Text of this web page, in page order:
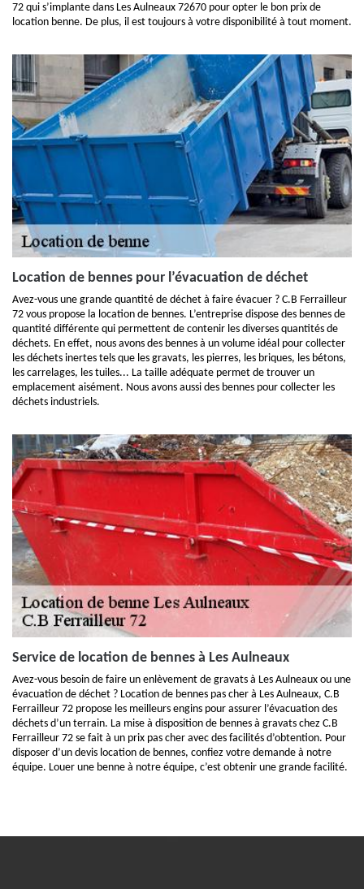
72 qui s’implante dans Les Aulneaux 72670 pour opter le bon prix de
location benne. De plus, il est toujours à votre disponibilité à tout moment.
Location de bennes pour l’évacuation de déchet
Avez-vous une grande quantité de déchet à faire évacuer ? C.B Ferrailleur
72 vous propose la location de bennes. L’entreprise dispose des bennes de
quantité différente qui permettent de contenir les diverses quantités de
déchets. En effet, nous avons des bennes à un volume idéal pour collecter
les déchets inertes tels que les gravats, les pierres, les briques, les bétons,
les carrelages, les tuiles... La taille adéquate permet de trouver un
emplacement aisément. Nous avons aussi des bennes pour collecter les
déchets industriels.
Service de location de bennes à Les Aulneaux
Avez-vous besoin de faire un enlèvement de gravats à Les Aulneaux ou une
évacuation de déchet ? Location de bennes pas cher à Les Aulneaux, C.B
Ferrailleur 72 propose les meilleurs engins pour assurer l’évacuation des
déchets d’un terrain. La mise à disposition de bennes à gravats chez C.B
Ferrailleur 72 se fait à un prix pas cher avec des facilités d’obtention. Pour
disposer d’un devis location de bennes, confiez votre demande à notre
équipe. Louer une benne à notre équipe, c’est obtenir une grande facilité.